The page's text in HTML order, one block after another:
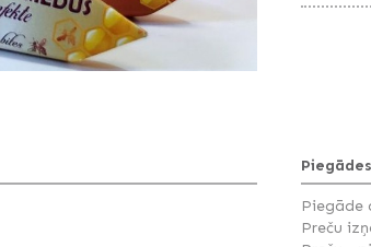
Piegāde
Preču